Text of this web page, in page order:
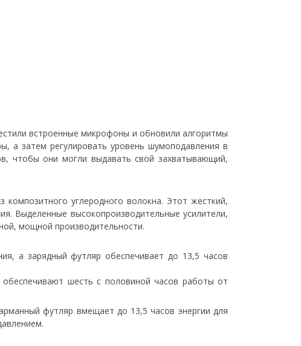
встроенные микрофоны и обновили алгоритмы
а затем регулировать уровень шумоподавления в
чтобы они могли выдавать свой захватывающий,
углеродного волокна. Этот жесткий,
Выделенные высокопроизводительные усилители,
мощной производительности.
а зарядный футляр обеспечивает до 13,5 часов
шесть с половиной часов работы от
футляр вмещает до 13,5 часов энергии для